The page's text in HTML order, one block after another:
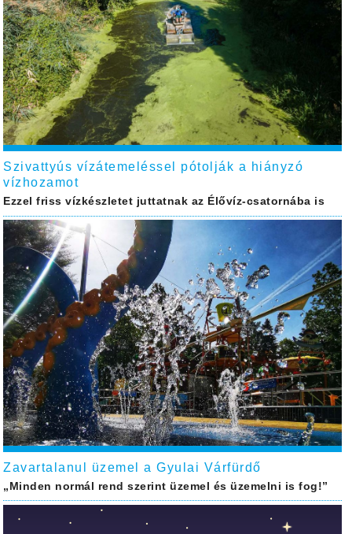
Szivattyús vízátemeléssel pótolják a hiányzó
vízhozamot
Ezzel friss vízkészletet juttatnak az Élővíz-csatornába is
Zavartalanul üzemel a Gyulai Várfürdő
„Minden normál rend szerint üzemel és üzemelni is fog!”